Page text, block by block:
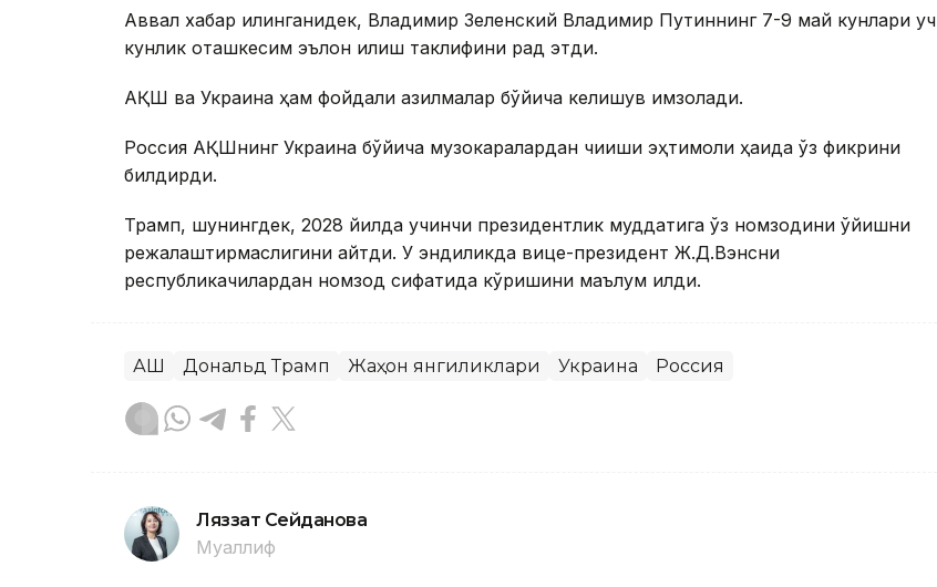
Аввал хабар қилинганидек, Владимир Зеленский Владимир Путиннинг 7-9 май кунлари уч
кунлик оташкесим эълон қилиш таклифини рад этди.
АҚШ ва Украина ҳам фойдали қазилмалар бўйича келишув имзолади.
Россия АҚШнинг Украина бўйича музокаралардан чиқиши эҳтимоли ҳақида ўз фикрини
билдирди.
Трамп, шунингдек, 2028 йилда учинчи президентлик муддатига ўз номзодини қўйишни
режалаштирмаслигини айтди. У эндиликда вице-президент Ж.Д.Вэнсни
республикачилардан номзод сифатида кўришини маълум қилди.
АҚШ Дональд Трамп Жаҳон янгиликлари Украина Россия
Ляззат Сейданова
Муаллиф